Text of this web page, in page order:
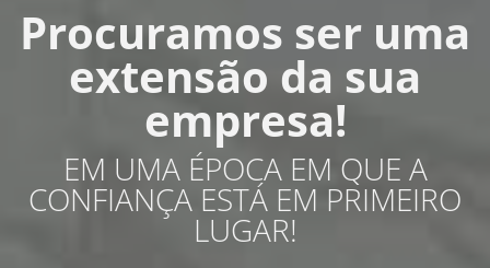
Procuramos ser uma
extensão da sua
empresa!
EM UMA ÉPOCA EM QUE A
CONFIANÇA ESTÁ EM PRIMEIRO
LUGAR!